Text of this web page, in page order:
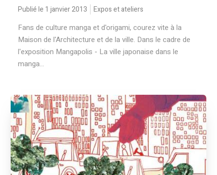
Publié le 1 janvier 2013 Expos et ateliers
Fans de culture manga et d'origami, courez vite à la
Maison de l'Architecture et de la ville. Dans le cadre de
l'exposition Mangapolis - La ville japonaise dans le
manga...